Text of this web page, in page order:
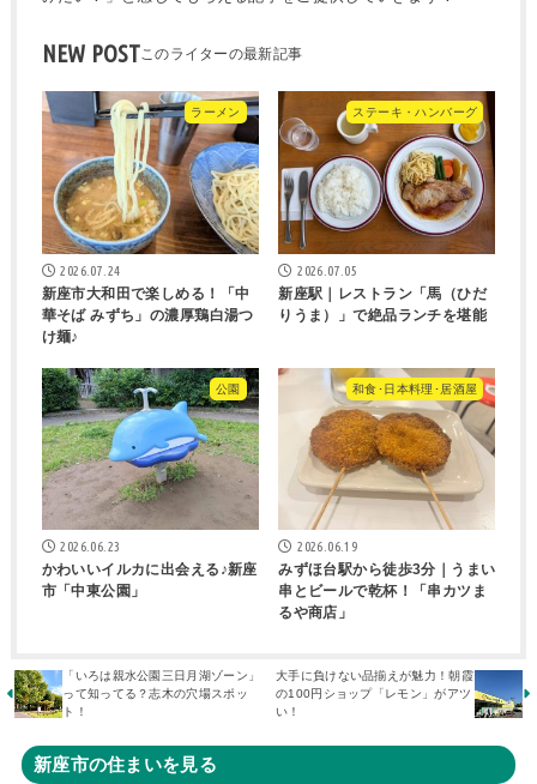
NEW POST
ラーメン
2026.07.24
新座市大和田で楽しめる！「中
華そば みずち」の濃厚鶏白湯つ
け麺♪
ステーキ・ハンバーグ
2026.07.05
新座駅｜レストラン「馬（ひだ
りうま）」で絶品ランチを堪能
公園
2026.06.23
かわいいイルカに出会える♪新座
市「中東公園」
和食･日本料理･居酒屋
2026.06.19
みずほ台駅から徒歩3分｜うまい
串とビールで乾杯！「串カツま
るや商店」
「いろは親水公園三日月湖ゾーン」
って知ってる？志木の穴場スポッ
ト！
大手に負けない品揃えが魅力！朝霞
の100円ショップ「レモン」がアツ
い！
新座市の住まいを見る